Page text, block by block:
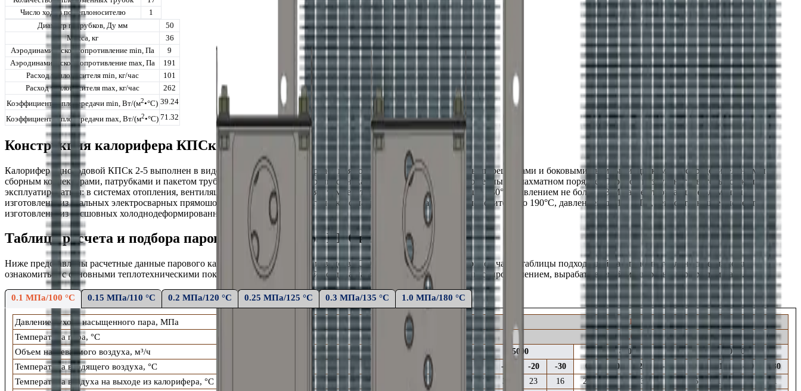
Число ходов по теплоносителю
1
Диаметр патрубков, Ду мм
50
Масса, кг
36
Аэродинамическое сопротивление min, Па
9
Аэродинамическое сопротивление max, Па
191
Расход теплоносителя min, кг/час
101
Расход теплоносителя max, кг/час
262
Коэффициент теплопередачи min, Вт/(м2•°С) 39.24
Коэффициент теплопередачи max, Вт/(м2•°С) 71.32
Конструкция калорифера КПСк 2-5
Калорифер одноходовой КПСк 2-5 выполнен в виде жесткого стального каркаса прямоугольного сечения с трубными решетками и боковыми съемными щитками, распределительным и
сборным коллекторами, патрубками и пакетом трубок с алюминиевым спирально- накатным оребрением, расположенных в шахматном порядке. Паровой воздухонагреватель должен
эксплуатироваться: в системах отопления, вентиляции, кондиционирования с температурой теплоносителя не выше 130°С, давлением не более 0.3 МПа, теплоотдающие элементы
изготовлены из стальных электросварных прямошовных труб; для технологического нагрева с температурой теплоносителя до 190°С, давлением до 1.2 МПа, теплоотдающие элементы
изготовлены из бесшовных холоднодеформированных труб.
Таблица расчета и подбора парового калорифера КПСк 2-5
Ниже представлены расчетные данные парового калорифера КПСк 2-5
производства ООО «Т.С.Т.». Выбрав в верхней части таблицы подходящий вам график теплоносителя, можно
ознакомиться с основными теплотехническими показателями: температурой воздуха на выходе,
аэродинамическим сопротивлением, вырабатываемой мощностьюи расходом пара.
0.1 МПа/100 °С 0.15 МПа/110 °С 0.2 МПа/120 °С 0.25 МПа/125 °С 0.3 МПа/135 °С 1.0 МПа/180 °С
Давление сухого насыщенного пара, МПа 0,1
Температура пара, °С 99,6
Объем нагреваемого воздуха, м³/ч 5000 8000 10000
Температура входящего воздуха, °С -10 -20 -30 0 -10 -20 -30 0 -10 -20 -30
Температура воздуха на выходе из калорифера, °С 37 30 23 16 29 21 13 5 25 17 9 1